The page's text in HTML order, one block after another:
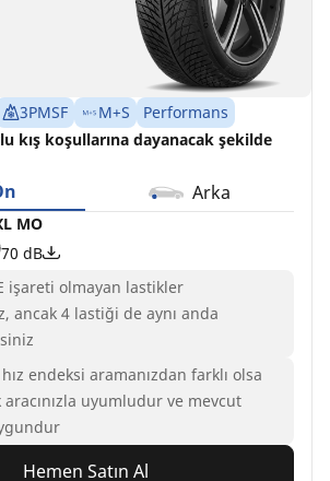
3PMSF M+S
Performans
kış koşullarına dayanacak şekilde
Arka
MO
70 dB
işareti olmayan lastikler
ancak 4 lastiği de aynı anda
endeksi aramanızdan farklı olsa
uyumludur ve mevcut
Hemen Satın Al